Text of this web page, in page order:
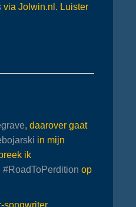
via Jolwin.nl. Luister
, daarover gaat
in mijn
ik
#RoadToPerdition op
songwriter